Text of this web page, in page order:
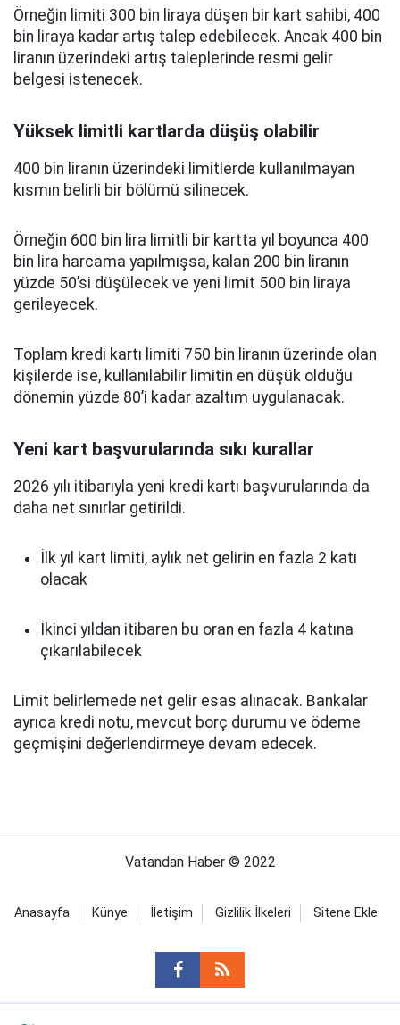
Örneğin limiti 300 bin liraya düşen bir kart sahibi, 400
bin liraya kadar artış talep edebilecek. Ancak 400 bin
liranın üzerindeki artış taleplerinde resmi gelir
belgesi istenecek.
Yüksek limitli kartlarda düşüş olabilir
400 bin liranın üzerindeki limitlerde kullanılmayan
kısmın belirli bir bölümü silinecek.
Örneğin 600 bin lira limitli bir kartta yıl boyunca 400
bin lira harcama yapılmışsa, kalan 200 bin liranın
yüzde 50’si düşülecek ve yeni limit 500 bin liraya
gerileyecek.
Toplam kredi kartı limiti 750 bin liranın üzerinde olan
kişilerde ise, kullanılabilir limitin en düşük olduğu
dönemin yüzde 80’i kadar azaltım uygulanacak.
Yeni kart başvurularında sıkı kurallar
2026 yılı itibarıyla yeni kredi kartı başvurularında da
daha net sınırlar getirildi.
İlk yıl kart limiti, aylık net gelirin en fazla 2 katı
olacak
İkinci yıldan itibaren bu oran en fazla 4 katına
çıkarılabilecek
Limit belirlemede net gelir esas alınacak. Bankalar
ayrıca kredi notu, mevcut borç durumu ve ödeme
geçmişini değerlendirmeye devam edecek.
Vatandan Haber © 2022
Anasayfa Künye İletişim Gizlilik İlkeleri Sitene Ekle